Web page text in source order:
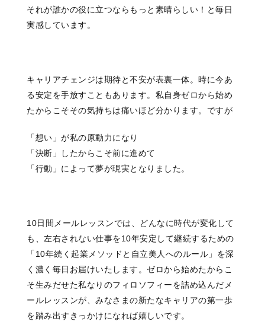
それが誰かの役に立つならもっと素晴らしい！と毎日
実感しています。
キャリアチェンジは期待と不安が表裏一体。時に今あ
る安定を手放すこともあります。私自身ゼロから始め
たからこそその気持ちは痛いほど分かります。ですが
「想い」が私の原動力になり
「決断」したからこそ前に進めて
「行動」によって夢が現実となりました。
10日間メールレッスンでは、どんなに時代が変化して
も、左右されない仕事を10年安定して継続するための
「10年続く起業メソッドと自立美人へのルール」を深
く濃く毎日お届けいたします。ゼロから始めたからこ
そ生みだせた私なりのフィロソフィーを詰め込んだメ
ールレッスンが、みなさまの新たなキャリアの第一歩
を踏み出すきっかけになれば嬉しいです。